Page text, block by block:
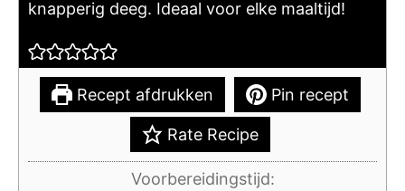
knapperig deeg. Ideaal voor elke maaltijd!
Recept afdrukken Pin recept
Rate Recipe
Voorbereidingstijd: